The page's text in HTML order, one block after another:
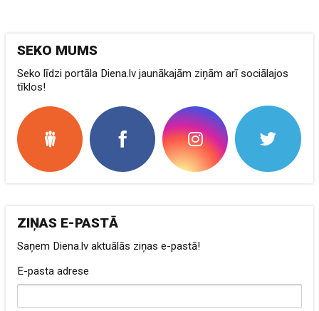
SEKO MUMS
Seko līdzi portāla Diena.lv jaunākajām ziņām arī sociālajos
tīklos!
ZIŅAS E-PASTĀ
Saņem Diena.lv aktuālās ziņas e-pastā!
E-pasta adrese